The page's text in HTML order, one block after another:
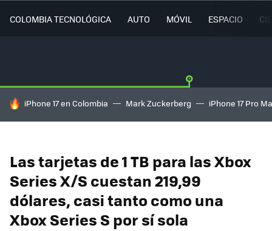
COLOMBIA TECNOLÓGICA AUTO MÓVIL ESPACIO
HOY SE HABLA DE
iPhone 17 en Colombia Mark Zuckerberg iPhone 17 Pro
Las tarjetas de 1 TB para las Xbox
Series X/S cuestan 219,99
dólares, casi tanto como una
Xbox Series S por sí sola